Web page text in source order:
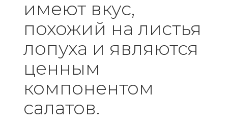
имеют вкус,
похожий на листья
лопуха и являются
ценным
компонентом
салатов.